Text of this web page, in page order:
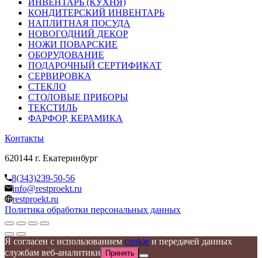
КОНДИТЕРСКИЙ ИНВЕНТАРЬ
НАПЛИТНАЯ ПОСУДА
НОВОГОДНИЙ ДЕКОР
НОЖИ ПОВАРСКИЕ
ОБОРУДОВАНИЕ
ПОДАРОЧНЫЙ СЕРТИФИКАТ
СЕРВИРОВКА
СТЕКЛО
СТОЛОВЫЕ ПРИБОРЫ
ТЕКСТИЛЬ
ФАРФОР, КЕРАМИКА
Контакты
620144 г. Екатеринбург
8(343)239-50-56
info@restproekt.ru
restproekt.ru
Политика обработки персональных данных
Я согласен с использованием cookie и передачей данных
службам веб-аналитики
Принять